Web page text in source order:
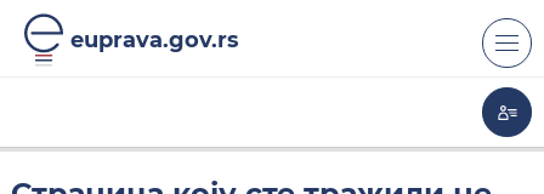
euprava.gov.rs